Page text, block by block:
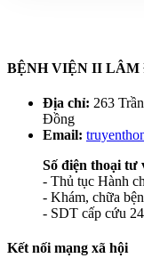
BỆNH VIỆN II LÂM
Địa chỉ: 263
Đồng
Email:
Số điện thoại tư
- Thủ tục Hành
- Khám, chữa
- SDT cấp cứu
Kết nối mạng xã hội